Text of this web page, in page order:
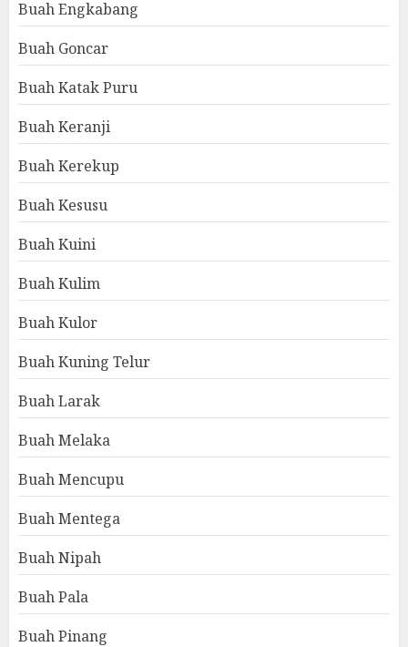
Buah Engkabang
Buah Goncar
Buah Katak Puru
Buah Keranji
Buah Kerekup
Buah Kesusu
Buah Kuini
Buah Kulim
Buah Kulor
Buah Kuning Telur
Buah Larak
Buah Melaka
Buah Mencupu
Buah Mentega
Buah Nipah
Buah Pala
Buah Pinang